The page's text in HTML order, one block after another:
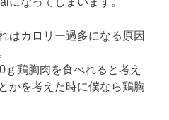
はカロリー過多になる原因
鶏胸肉を食べれると考え
かを考えた時に僕なら鶏胸